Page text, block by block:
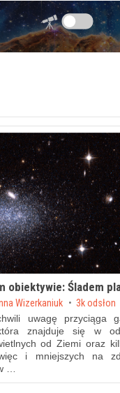
zawartości
obiektywie: Śladem
Wizerkaniuk 3k odsłon
uwagę przyciąga
znajduje się w
od Ziemi oraz
i mniejszych na
…